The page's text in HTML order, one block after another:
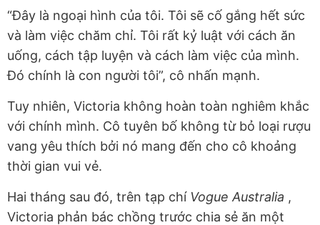
“Đây là ngoại hình của tôi. Tôi sẽ cố gắng hết sức
và làm việc chăm chỉ. Tôi rất kỷ luật với cách ăn
uống, cách tập luyện và cách làm việc của mình.
Đó chính là con người tôi”, cô nhấn mạnh.
Tuy nhiên, Victoria không hoàn toàn nghiêm khắc
với chính mình. Cô tuyên bố không từ bỏ loại rượu
vang yêu thích bởi nó mang đến cho cô khoảng
thời gian vui vẻ.
Hai tháng sau đó, trên tạp chí Vogue Australia ,
Victoria phản bác chồng trước chia sẻ ăn một